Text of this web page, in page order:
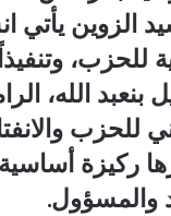
الزوين يأتي
للحزب،
بنعبد الله،
للحزب
ركيزة
والمسؤول.